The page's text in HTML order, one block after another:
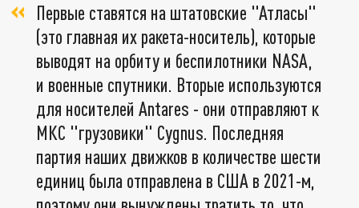
Первые ставятся на штатовские "Атласы"
(это главная их ракета-носитель), которые
выводят на орбиту и беспилотники NASA,
и военные спутники. Вторые используются
для носителей Antares - они отправляют к
МКС "грузовики" Cygnus. Последняя
партия наших движков в количестве шести
единиц была отправлена в США в 2021-м,